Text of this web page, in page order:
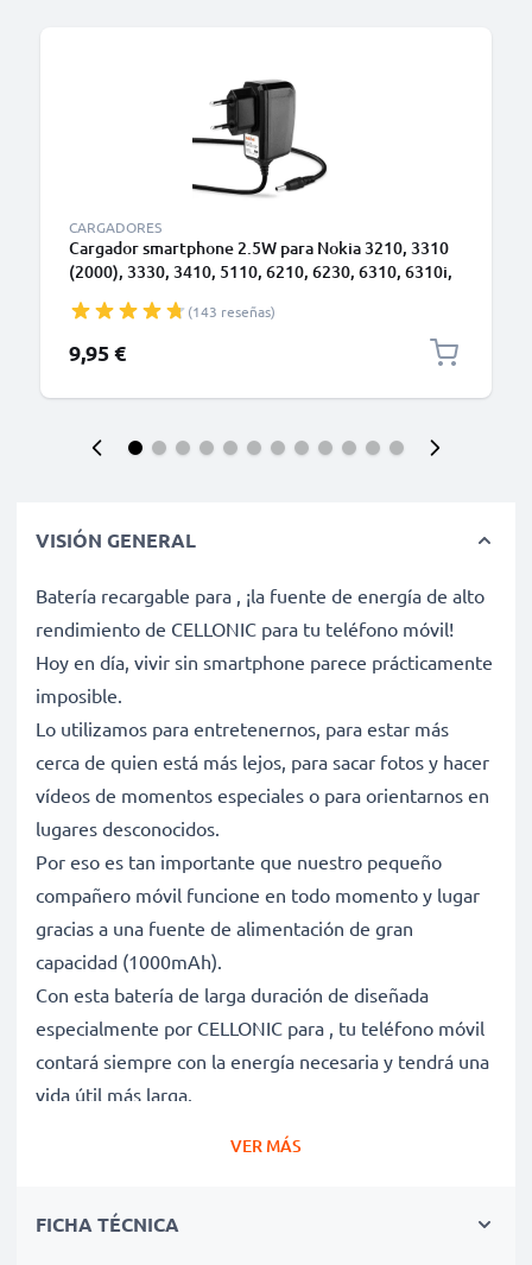
CARGADORES
Cargador smartphone 2.5W para Nokia 3210, 3310
(2000), 3330, 3410, 5110, 6210, 6230, 6310, 6310i,
con cable carga de 1.4m para teléfonos móviles
(143 reseñas)
9,95 €
VISIÓN GENERAL
Batería recargable para , ¡la fuente de energía de alto
rendimiento de CELLONIC para tu teléfono móvil!
Hoy en día, vivir sin smartphone parece prácticamente
imposible.
Lo utilizamos para entretenernos, para estar más
cerca de quien está más lejos, para sacar fotos y hacer
vídeos de momentos especiales o para orientarnos en
lugares desconocidos.
Por eso es tan importante que nuestro pequeño
compañero móvil funcione en todo momento y lugar
gracias a una fuente de alimentación de gran
capacidad (1000mAh).
Con esta batería de larga duración de diseñada
especialmente por CELLONIC para , tu teléfono móvil
contará siempre con la energía necesaria y tendrá una
vida útil más larga.
✔ Batería recargable con gran capacidad 1000mAh y
VER MÁS
FICHA TÉCNICA